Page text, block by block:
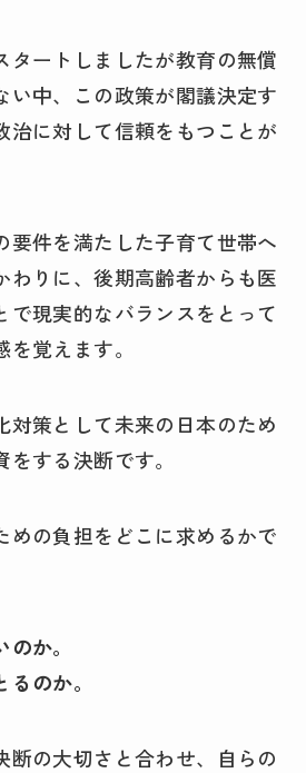
タートしましたが教育の無償
い中、この政策が閣議決定す
治に対して信頼をもつことが
要件を満たした子育て世帯へ
わりに、後期高齢者からも医
で現実的なバランスをとって
覚えます。
対策として未来の日本のため
する決断です。
めの負担をどこに求めるかで
か。
のか。
断の大切さと合わせ、自らの